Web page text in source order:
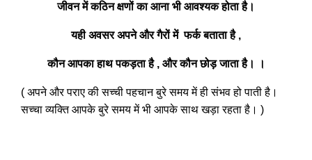
जीवन में कठिन क्षणों का आना भी आवश्यक होता है।
यही अवसर अपने और गैरों में फर्क बताता है ,
कौन आपका हाथ पकड़ता है , और कौन छोड़ जाता है। ।
( अपने और पराए की सच्ची पहचान बुरे समय में ही संभव हो पाती है।
सच्चा व्यक्ति आपके बुरे समय में भी आपके साथ खड़ा रहता है। )